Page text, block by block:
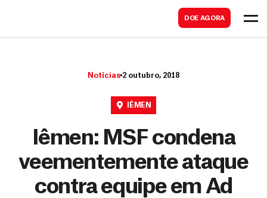
DOE AGORA
Notícias 2 outubro, 2018
IÊMEN
Iêmen: MSF condena
veementemente ataque
contra equipe em Ad
a
r